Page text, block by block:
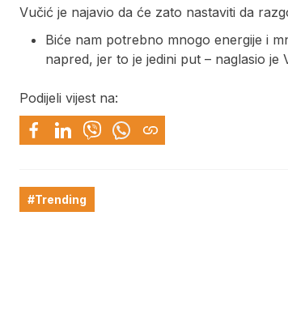
Vučić je najavio da će zato nastaviti da
Biće nam potrebno mnogo energije i
napred, jer to je jedini put – naglasio je
Podijeli vijest na:
#Trending